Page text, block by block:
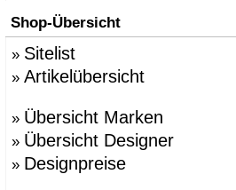
Shop-Übersicht
» Sitelist
» Artikelübersicht
» Übersicht Marken
» Übersicht Designer
» Designpreise